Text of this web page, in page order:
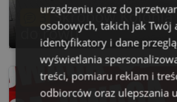
3 Skrobów Kolonia
do rowu
urządzeniu oraz do
osobowych, takich jak Twój
identyfikatory i dane
wyświetlania
treści, pomiaru reklam i
odbiorców oraz ulepszania